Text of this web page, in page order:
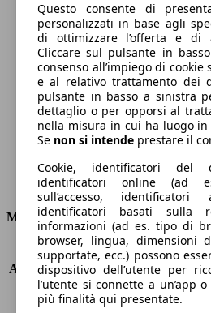
122 g/km
Emissioni di CO2 (combinato)*
Consumi
Motore e Prestazioni
KW (PS)
62 kW
Accelerazione (0-100 km/h)
12.9s
Velocità massima (km/h)
173 km/h
Numero di marce
5
Questo consente di
personalizzati in base agli
di ottimizzare l’offerta e di
Cliccare sul pulsante in
consenso all’impiego di
e al relativo trattamento dei
pulsante in basso a sinistra
dettaglio o per opporsi al
nella misura in cui ha luogo
Se non si intende prestare il
Cookie, identificatori del
identificatori online (ad
sull’accesso, identificatori
identificatori basati sulla
informazioni (ad es. tipo di
browser, lingua, dimensioni
supportate, ecc.) possono
dispositivo dell’utente per
l’utente si connette a un’app
più finalità qui presentate.